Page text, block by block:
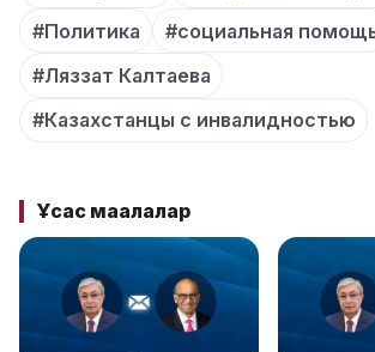
#Политика
#социальная
#Ляззат Калтаева
#Казахстанцы с инвалидностью
Ұқсас мақалалар